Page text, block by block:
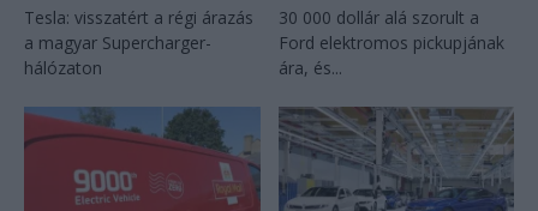
Tesla: visszatért a régi árazás
a magyar Supercharger-
hálózaton
30 000 dollár alá szorult a
Ford elektromos pickupjának
ára, és...